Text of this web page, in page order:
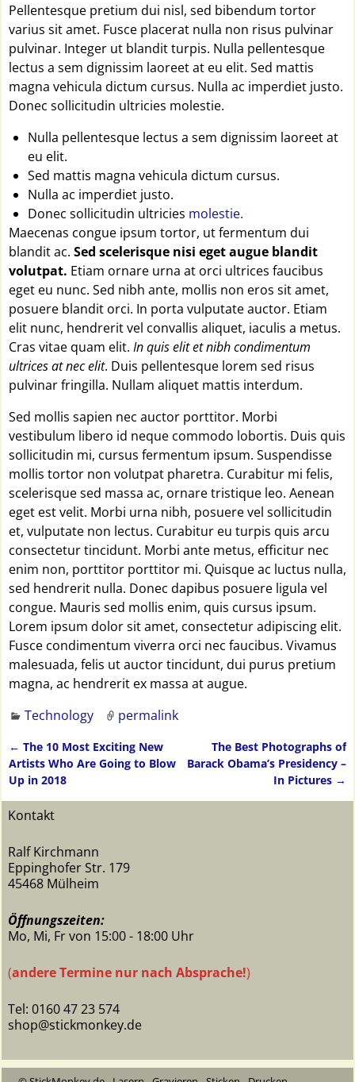
Pellentesque pretium dui nisl, sed bibendum tortor
varius sit amet. Fusce placerat nulla non risus pulvinar
pulvinar. Integer ut blandit turpis. Nulla pellentesque
lectus a sem dignissim laoreet at eu elit. Sed mattis
magna vehicula dictum cursus. Nulla ac imperdiet justo.
Donec sollicitudin ultricies molestie.
Nulla pellentesque lectus a sem dignissim laoreet at
eu elit.
Sed mattis magna vehicula dictum cursus.
Nulla ac imperdiet justo.
Donec sollicitudin ultricies molestie.
Maecenas congue ipsum tortor, ut fermentum dui
blandit ac. Sed scelerisque nisi eget augue blandit
volutpat. Etiam ornare urna at orci ultrices faucibus
eget eu nunc. Sed nibh ante, mollis non eros sit amet,
posuere blandit orci. In porta vulputate auctor. Etiam
elit nunc, hendrerit vel convallis aliquet, iaculis a metus.
Cras vitae quam elit. In quis elit et nibh condimentum
ultrices at nec elit. Duis pellentesque lorem sed risus
pulvinar fringilla. Nullam aliquet mattis interdum.
Sed mollis sapien nec auctor porttitor. Morbi
vestibulum libero id neque commodo lobortis. Duis quis
sollicitudin mi, cursus fermentum ipsum. Suspendisse
mollis tortor non volutpat pharetra. Curabitur mi felis,
scelerisque sed massa ac, ornare tristique leo. Aenean
eget est velit. Morbi urna nibh, posuere vel sollicitudin
et, vulputate non lectus. Curabitur eu turpis quis arcu
consectetur tincidunt. Morbi ante metus, efficitur nec
enim non, porttitor porttitor mi. Quisque ac luctus nulla,
sed hendrerit nulla. Donec dapibus posuere ligula vel
congue. Mauris sed mollis enim, quis cursus ipsum.
Lorem ipsum dolor sit amet, consectetur adipiscing elit.
Fusce condimentum viverra orci nec faucibus. Vivamus
malesuada, felis ut auctor tincidunt, dui purus pretium
magna, ac hendrerit ex massa at augue.
Technology
permalink
Artikelnavigation
← The 10 Most Exciting New
Artists Who Are Going to Blow
Up in 2018
The Best Photographs of
Barack Obama’s Presidency –
In Pictures →
Kontakt
Ralf Kirchmann
Eppinghofer Str. 179
45468 Mülheim
Öffnungszeiten:
Mo, Mi, Fr von 15:00 - 18:00 Uhr
(andere Termine nur nach Absprache!)
Tel: 0160 47 23 574
shop@stickmonkey.de